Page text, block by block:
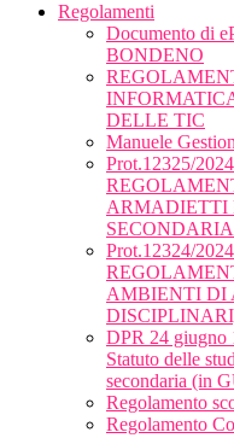
Regolamenti
Documento di
BONDENO
DELLE TIC
Manuele
Prot.12325/
ARMADIETTI
Prot.12324/
AMBIENTI DI
DPR 24 giugno
Statuto delle
secondaria (in
Regolamento
Regolamento